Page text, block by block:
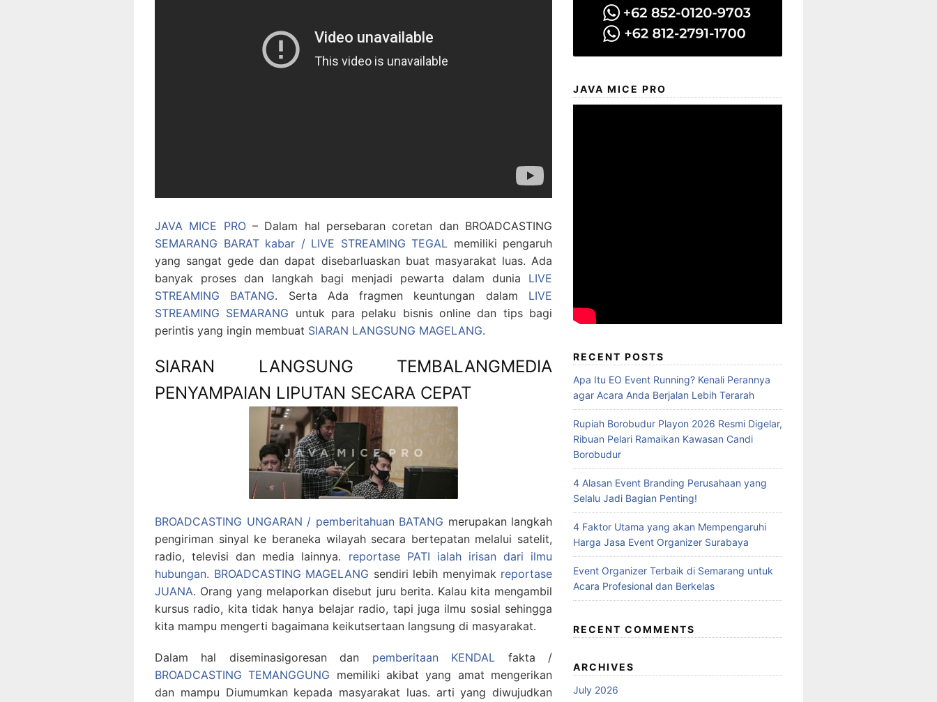
JAVA MICE PRO– Dalam hal persebaran coretan dan BROADCASTING
SEMARANG BARAT kabar / LIVE STREAMING TEGAL memiliki pengaruh
yang sangat gede dan dapat disebarluaskan buat masyarakat luas. Ada
banyak proses dan langkah bagi menjadi pewarta dalam dunia LIVE
STREAMING BATANG. Serta Ada fragmen keuntungan dalam LIVE
STREAMING SEMARANG untuk para pelaku bisnis online dan tips bagi
perintis yang ingin membuat SIARAN LANGSUNG MAGELANG.
SIARAN LANGSUNG TEMBALANGMEDIA
PENYAMPAIAN LIPUTAN SECARA CEPAT
BROADCASTING UNGARAN / pemberitahuan BATANG merupakan langkah
pengiriman sinyal ke beraneka wilayah secara bertepatan melalui satelit,
radio, televisi dan media lainnya. reportase PATI ialah irisan dari ilmu
hubungan. BROADCASTING MAGELANG sendiri lebih menyimak reportase
JUANA. Orang yang melaporkan disebut juru berita. Kalau kita mengambil
kursus radio, kita tidak hanya belajar radio, tapi juga ilmu sosial sehingga
kita mampu mengerti bagaimana keikutsertaan langsung di masyarakat.
Dalam hal diseminasigoresan dan pemberitaan KENDAL fakta /
BROADCASTING TEMANGGUNG memiliki akibat yang amat mengerikan
dan mampu Diumumkan kepada masyarakat luas. arti yang diwujudkan
JAVA MICE PRO
RECENT POSTS
Apa Itu EO Event Running? Kenali Perannya
agar Acara Anda Berjalan Lebih Terarah
Rupiah Borobudur Playon 2026 Resmi Digelar,
Ribuan Pelari Ramaikan Kawasan Candi
Borobudur
4 Alasan Event Branding Perusahaan yang
Selalu Jadi Bagian Penting!
4 Faktor Utama yang akan Mempengaruhi
Harga Jasa Event Organizer Surabaya
Event Organizer Terbaik di Semarang untuk
Acara Profesional dan Berkelas
RECENT COMMENTS
ARCHIVES
July 2026